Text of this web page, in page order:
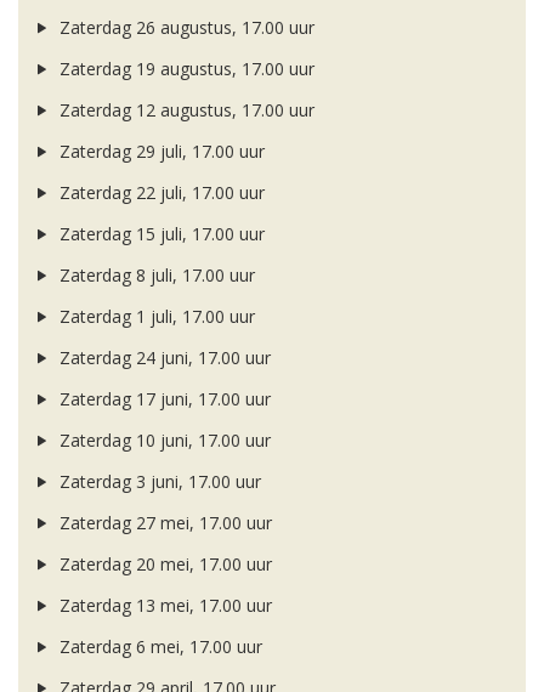
Zaterdag 26 augustus, 17.00 uur
Zaterdag 19 augustus, 17.00 uur
Zaterdag 12 augustus, 17.00 uur
Zaterdag 29 juli, 17.00 uur
Zaterdag 22 juli, 17.00 uur
Zaterdag 15 juli, 17.00 uur
Zaterdag 8 juli, 17.00 uur
Zaterdag 1 juli, 17.00 uur
Zaterdag 24 juni, 17.00 uur
Zaterdag 17 juni, 17.00 uur
Zaterdag 10 juni, 17.00 uur
Zaterdag 3 juni, 17.00 uur
Zaterdag 27 mei, 17.00 uur
Zaterdag 20 mei, 17.00 uur
Zaterdag 13 mei, 17.00 uur
Zaterdag 6 mei, 17.00 uur